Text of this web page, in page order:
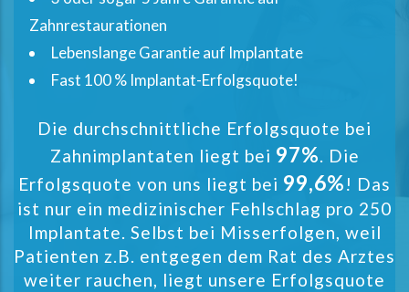
Zahnrestaurationen
Lebenslange Garantie auf Implantate
Fast 100 % Implantat-Erfolgsquote!
Die durchschnittliche Erfolgsquote bei
Zahnimplantaten liegt bei 97%. Die
Erfolgsquote von uns liegt bei 99,6%! Das
ist nur ein medizinischer Fehlschlag pro 250
Implantate. Selbst bei Misserfolgen, weil
Patienten z.B. entgegen dem Rat des Arztes
weiter rauchen, liegt unsere Erfolgsquote